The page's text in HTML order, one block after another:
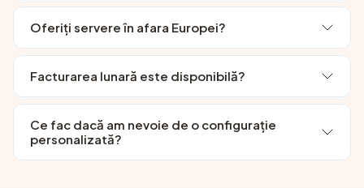
Oferiți servere în afara Europei?
Facturarea lunară este disponibilă?
Ce fac dacă am nevoie de o configurație
personalizată?